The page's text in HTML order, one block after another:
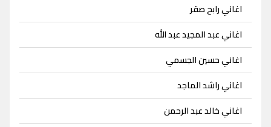
اغاني رابح صقر
اغاني عبد المجيد عبد الله
اغاني حسين الجسمي
اغاني راشد الماجد
اغاني خالد عبد الرحمن